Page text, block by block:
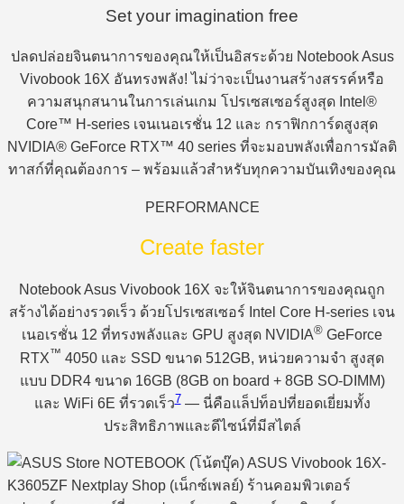
Set your imagination free
ปลดปล่อยจินตนาการของคุณให้เป็นอิสระด้วย Notebook Asus
Vivobook 16X อันทรงพลัง! ไม่ว่าจะเป็นงานสร้างสรรค์หรือ
ความสนุกสนานในการเล่นเกม โปรเซสเซอร์สูงสุด Intel®
Core™ H-series เจนเนอเรชั่น 12 และ กราฟิกการ์ดสูงสุด
NVIDIA® GeForce RTX™ 40 series ที่จะมอบพลังเพื่อการมัลติ
ทาสก์ที่คุณต้องการ – พร้อมแล้วสำหรับทุกความบันเทิงของคุณ
PERFORMANCE
Create faster
Notebook Asus Vivobook 16X จะให้จินตนาการของคุณถูก
สร้างได้อย่างรวดเร็ว ด้วยโปรเซสเซอร์ Intel Core H-series เจน
เนอเรชั่น 12 ที่ทรงพลังและ GPU สูงสุด NVIDIA® GeForce
RTX™ 4050 และ SSD ขนาด 512GB, หน่วยความจำ สูงสุด
แบบ DDR4 ขนาด 16GB (8GB on board + 8GB SO-DIMM)
และ WiFi 6E ที่รวดเร็ว7— นี่คือแล็ปท็อปที่ยอดเยี่ยมทั้ง
ประสิทธิภาพและดีไซน์ที่มีสไตล์